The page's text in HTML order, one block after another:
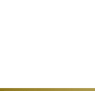
（